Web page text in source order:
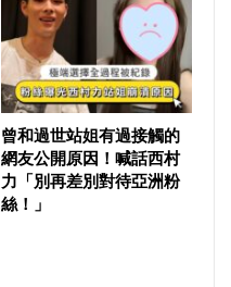
曾和過世站姐有過接觸的
網友公開原因！喊話西村
力「別再差別對待亞洲粉
絲！」